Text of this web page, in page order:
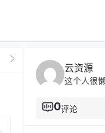
云资源
这个人很
0评论